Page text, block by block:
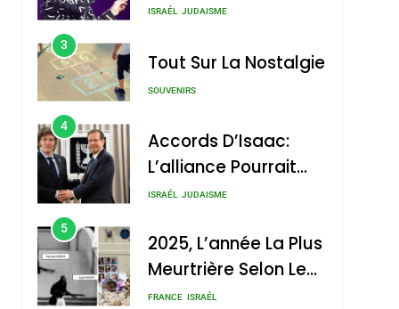
Nouvelle Chanson De
ISRAÉL JUDAISME
3
Tout Sur La Nostalgie
SOUVENIRS
4
Accords D’Isaac:
L’alliance Pourrait
S’étendre À 13 Pays
ISRAÉL JUDAISME
5
2025, L’année La Plus
Meurtrière Selon Le
Rapport D’ADL
FRANCE ISRAÉL